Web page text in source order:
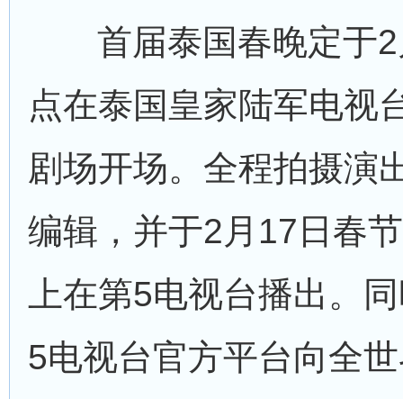
首届泰国春晚定于
点在泰国皇家陆军电视
剧场开场。全程拍摄演
编辑，并于2月17日春
上在第5电视台播出。
5电视台官方平台向全